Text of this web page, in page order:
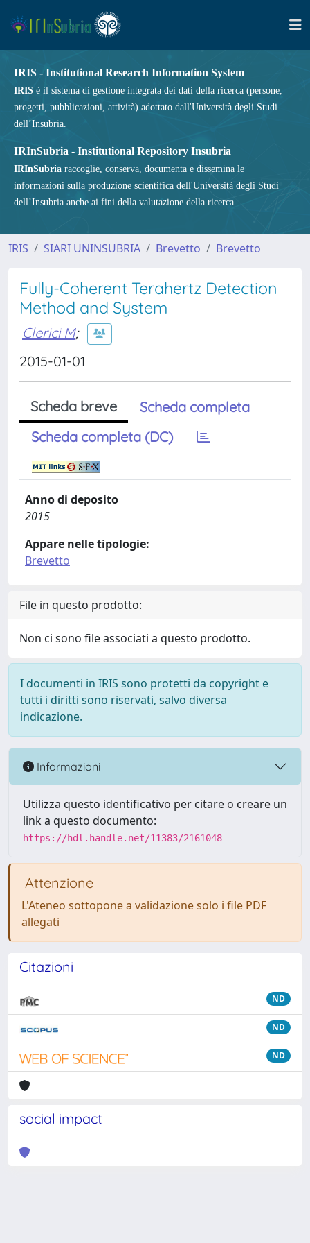
IRIS - Institutional Research Information System
IRIS è il sistema di gestione integrata dei dati della ricerca (persone,
progetti, pubblicazioni, attività) adottato dall'Università degli Studi
dell’Insubria.
IRInSubria - Institutional Repository Insubria
IRInSubria raccoglie, conserva, documenta e dissemina le
informazioni sulla produzione scientifica dell'Università degli Studi
dell’Insubria anche ai fini della valutazione della ricerca.
IRIS SIARI UNINSUBRIA Brevetto Brevetto
Fully-Coherent Terahertz Detection
Method and System
Clerici M;
2015-01-01
Scheda breve
Scheda completa
Scheda completa (DC)
Anno di deposito
2015
Appare nelle tipologie:
Brevetto
File in questo prodotto:
Non ci sono file associati a questo prodotto.
I documenti in IRIS sono protetti da copyright e
tutti i diritti sono riservati, salvo diversa
indicazione.
Informazioni
Utilizza questo identificativo per citare o creare un
link a questo documento:
https://hdl.handle.net/11383/2161048
Attenzione
L'Ateneo sottopone a validazione solo i file PDF
allegati
Citazioni
ND
ND
ND
social impact